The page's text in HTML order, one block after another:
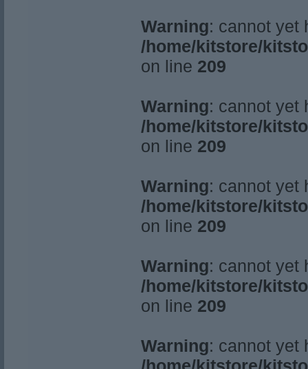
Warning: cannot yet
/home/kitstore/
on line 209
Warning: cannot yet
/home/kitstore/
on line 209
Warning: cannot yet
/home/kitstore/
on line 209
Warning: cannot yet
/home/kitstore/
on line 209
Warning: cannot yet